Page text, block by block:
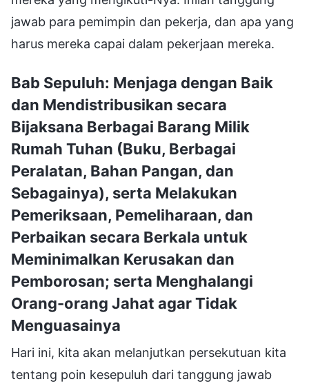
jawab para pemimpin dan pekerja, dan apa yang
harus mereka capai dalam pekerjaan mereka.
Bab Sepuluh: Menjaga dengan Baik
dan Mendistribusikan secara
Bijaksana Berbagai Barang Milik
Rumah Tuhan (Buku, Berbagai
Peralatan, Bahan Pangan, dan
Sebagainya), serta Melakukan
Pemeriksaan, Pemeliharaan, dan
Perbaikan secara Berkala untuk
Meminimalkan Kerusakan dan
Pemborosan; serta Menghalangi
Orang-orang Jahat agar Tidak
Menguasainya
Hari ini, kita akan melanjutkan persekutuan kita
tentang poin kesepuluh dari tanggung jawab